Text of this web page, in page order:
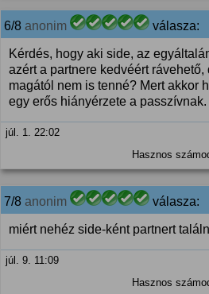
6/8 anonim válasza:
Kérdés, hogy aki side, az
azért a partnere kedvéért
magától nem is tenné? Mert akkor
egy erős hiányérzete a passzívnak.
júl. 1. 22:02
Hasznos
7/8 anonim válasza:
miért nehéz side-ként partnert
júl. 9. 11:09
Hasznos